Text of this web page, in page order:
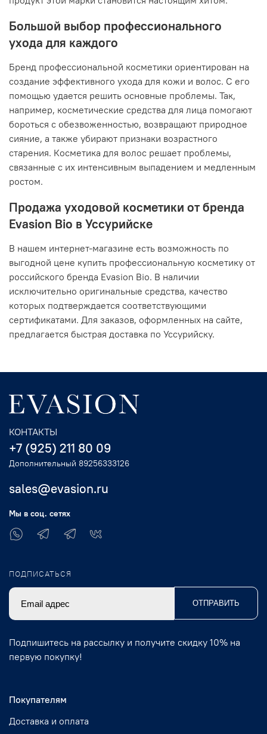
Большой выбор профессионального
ухода для каждого
Бренд профессиональной косметики ориентирован на
создание эффективного ухода для кожи и волос. С его
помощью удается решить основные проблемы. Так,
например, косметические средства для лица помогают
бороться с обезвоженностью, возвращают природное
сияние, а также убирают признаки возрастного
старения. Косметика для волос решает проблемы,
связанные с их интенсивным выпадением и медленным
ростом.
Продажа уходовой косметики от бренда
Evasion Bio в Уссурийске
В нашем интернет-магазине есть возможность по
выгодной цене купить профессиональную косметику от
российского бренда Evasion Bio. В наличии
исключительно оригинальные средства, качество
которых подтверждается соответствующими
сертификатами. Для заказов, оформленных на сайте,
предлагается быстрая доставка по Уссурийску.
Покупателям
Доставка и оплата
КОНТАКТЫ
+7 (925) 211 80 09
Дополнительный 89256333126
sales@evasion.ru
Мы в соц. сетях
ПОДПИСАТЬСЯ
ОТПРАВИТЬ
Подпишитесь на рассылку и получите скидку 10% на
первую покупку!